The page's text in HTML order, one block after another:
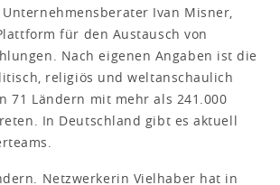
Ivan Misner,
für den Austausch von
Nach eigenen Angaben ist die
religiös und weltanschaulich
71 Ländern mit mehr als 241.000
In Deutschland gibt es aktuell
Netzwerkerin Vielhaber hat in